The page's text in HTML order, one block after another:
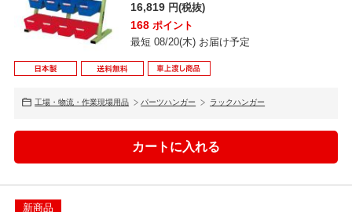
16,819 円(税抜)
168 ポイント
最短 08/20(木) お届け予定
工場・物流・作業現場用品 パーツハンガー ラックハンガー
新商品